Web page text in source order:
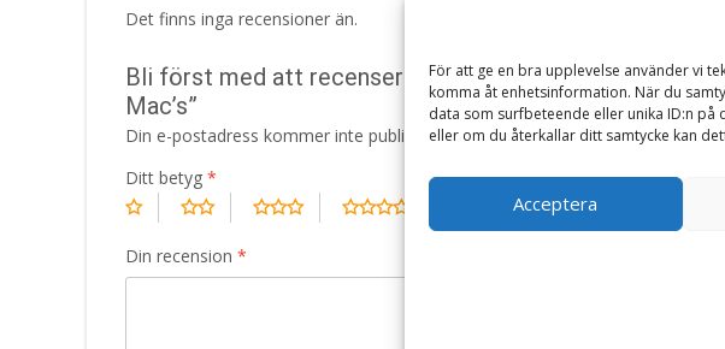
För att ge en bra upplevelse använder vi
komma åt enhetsinformation. När du
data som surfbeteende eller unika ID:n
eller om du återkallar ditt samtycke kan
Acceptera
Det finns inga recensioner än.
Bli först med att recensera ”Monoprotein Sensitive
Mac’s”
Din e-postadress kommer inte publiceras. Obligatoriska fält är märkta *
Ditt betyg *
Din recension *